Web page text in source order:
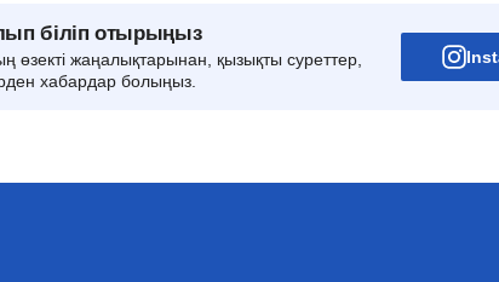
біліп отырыңыз
өзекті жаңалықтарынан, қызықты суреттер,
хабардар болыңыз.